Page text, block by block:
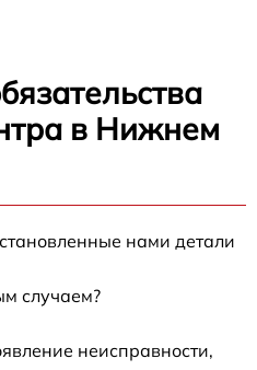
в Нижнем
нами детали
случаем?
неисправности,